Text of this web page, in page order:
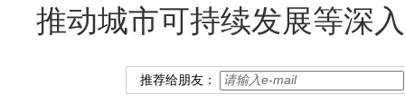
推动城市可持续发展等深
推荐给朋友：